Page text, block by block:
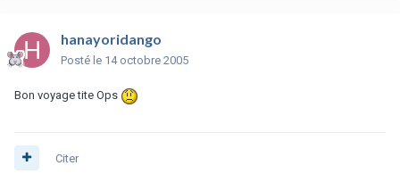
hanayoridango
Posté le 14 octobre 2005
Bon voyage tite Ops
Citer